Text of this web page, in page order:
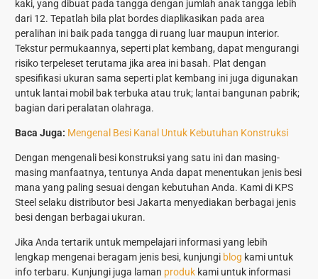
kaki, yang dibuat pada tangga dengan jumlah anak tangga lebih
dari 12. Tepatlah bila plat bordes diaplikasikan pada area
peralihan ini baik pada tangga di ruang luar maupun interior.
Tekstur permukaannya, seperti plat kembang, dapat mengurangi
risiko terpeleset terutama jika area ini basah. Plat dengan
spesifikasi ukuran sama seperti plat kembang ini juga digunakan
untuk lantai mobil bak terbuka atau truk; lantai bangunan pabrik;
bagian dari peralatan olahraga.
Baca Juga: Mengenal Besi Kanal Untuk Kebutuhan Konstruksi
Dengan mengenali besi konstruksi yang satu ini dan masing-
masing manfaatnya, tentunya Anda dapat menentukan jenis besi
mana yang paling sesuai dengan kebutuhan Anda. Kami di KPS
Steel selaku distributor besi Jakarta menyediakan berbagai jenis
besi dengan berbagai ukuran.
Jika Anda tertarik untuk mempelajari informasi yang lebih
lengkap mengenai beragam jenis besi, kunjungi blog kami untuk
info terbaru. Kunjungi juga laman produk kami untuk informasi